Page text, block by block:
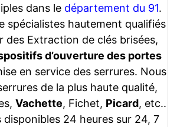
dans le département du 91.
spécialistes hautement qualifiés
des Extraction de clés brisées,
d’ouverture des portes
en service des serrures. Nous
de la plus haute qualité,
Vachette, Fichet, Picard, etc..
disponibles 24 heures sur 24, 7